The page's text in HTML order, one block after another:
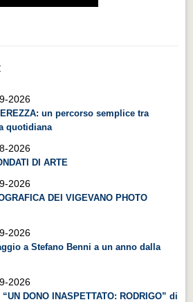
rapida
2026
un percorso semplice tra
quotidiana
2026
DI ARTE
2026
DEI VIGEVANO PHOTO
2026
a Stefano Benni a un anno dalla
2026
DONO INASPETTATO: RODRIGO” di